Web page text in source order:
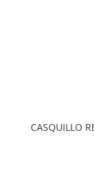
CASQUILLO